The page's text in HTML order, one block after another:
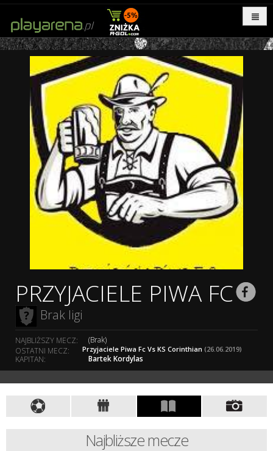
PRZYJACIELE PIWA FC
Brak ligi
NAJBLIŻSZY MECZ:
(Brak)
OSTATNI MECZ:
Przyjaciele Piwa Fc Vs KS Corinthian (26.06.2019)
KAPITAN: Bartek Kordylas
Najbliższe mecze